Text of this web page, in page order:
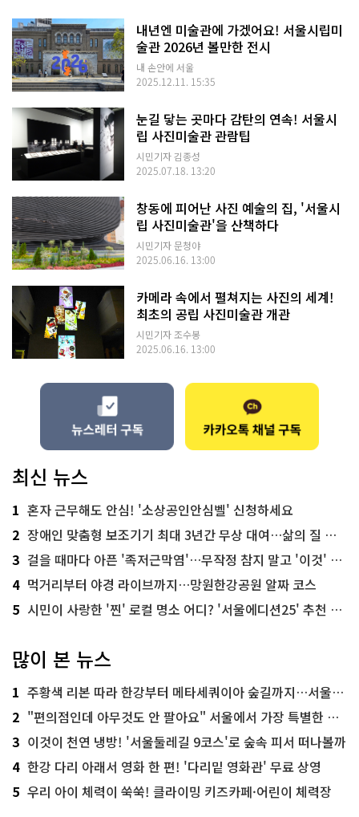
내년엔 미술관에 가겠어요! 서울시립미
술관 2026년 볼만한 전시
내 손안에 서울
2025.12.11. 15:35
눈길 닿는 곳마다 감탄의 연속! 서울시
립 사진미술관 관람팁
시민기자 김종성
2025.07.18. 13:20
창동에 피어난 사진 예술의 집, '서울시
립 사진미술관'을 산책하다
시민기자 문청야
2025.06.16. 13:00
카메라 속에서 펼쳐지는 사진의 세계!
최초의 공립 사진미술관 개관
시민기자 조수봉
2025.06.16. 13:00
최신 뉴스
1 혼자 근무해도 안심! '소상공인안심벨' 신청하세요
2 장애인 맞춤형 보조기기 최대 3년간 무상 대여…삶의 질 높인다
3 걸을 때마다 아픈 '족저근막염'…무작정 참지 말고 '이것' 해보세요!
4 먹거리부터 야경 라이브까지…망원한강공원 알짜 코스
5 시민이 사랑한 '찐' 로컬 명소 어디? '서울에디션25' 추천 코스
많이 본 뉴스
1 주황색 리본 따라 한강부터 메타세쿼이아 숲길까지…서울둘레길 15코스
2 "편의점인데 아무것도 안 팔아요" 서울에서 가장 특별한 편의점의 정체
3 이것이 천연 냉방! '서울둘레길 9코스'로 숲속 피서 떠나볼까
4 한강 다리 아래서 영화 한 편! '다리밑 영화관' 무료 상영
5 우리 아이 체력이 쑥쑥! 클라이밍 키즈카페·어린이 체력장